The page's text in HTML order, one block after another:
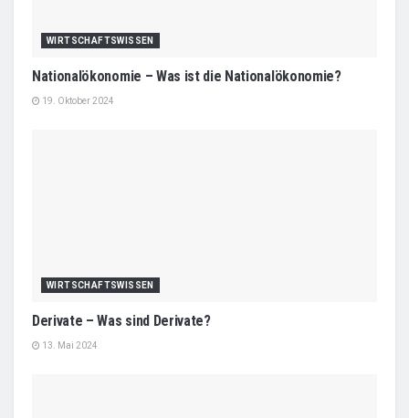
WIRTSCHAFTSWISSEN
Nationalökonomie – Was ist die Nationalökonomie?
19. Oktober 2024
WIRTSCHAFTSWISSEN
Derivate – Was sind Derivate?
13. Mai 2024